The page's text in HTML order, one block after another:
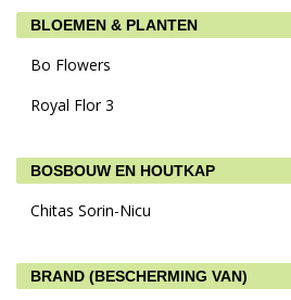
BLOEMEN & PLANTEN
Bo Flowers
Royal Flor 3
BOSBOUW EN HOUTKAP
Chitas Sorin-Nicu
BRAND (BESCHERMING VAN)